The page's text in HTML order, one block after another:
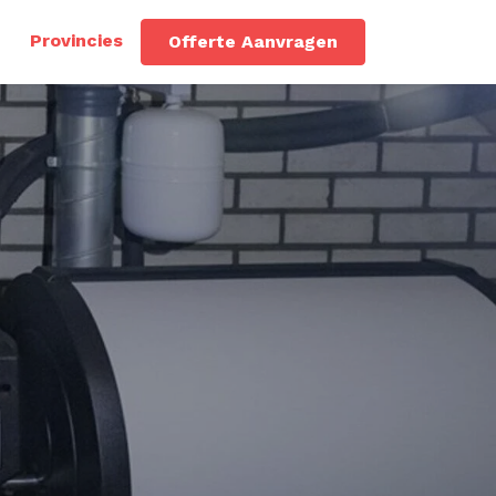
Provincies Offerte Aanvragen